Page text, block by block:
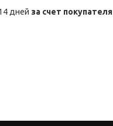
дней за счет покупателя